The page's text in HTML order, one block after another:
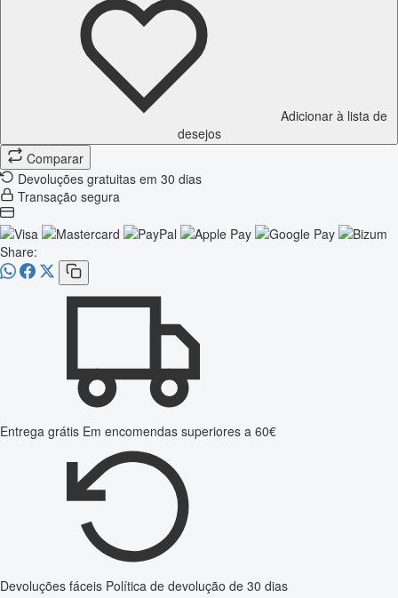
Adicionar à lista de
desejos
Comparar
Devoluções gratuitas em 30 dias
Transação segura
Share:
Entrega grátis Em encomendas superiores a 60€
Devoluções fáceis Política de devolução de 30 dias